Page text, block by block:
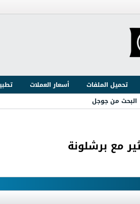
تحميل الملفات أسعار العملات
البحث من جوجل
مع برشلونة